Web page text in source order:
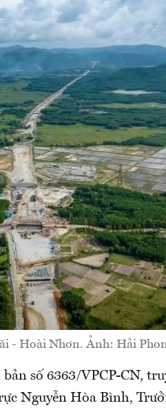
- Hoài Nhơn. Ảnh: Hải
số 6363/VPCP-CN,
Nguyễn Hòa Bình,